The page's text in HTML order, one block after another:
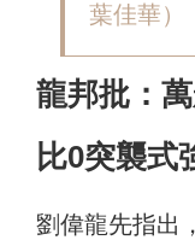
葉佳華）
龍邦批：
比0突襲式
劉偉龍先指出